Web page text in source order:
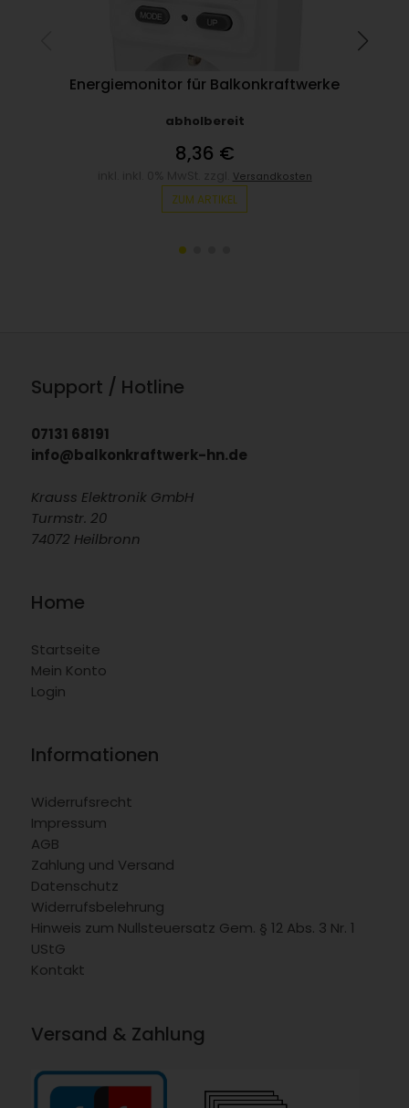
Energiemonitor für Balkonkraftwerke
abholbereit
8,36 €
Versandkosten
ZUM ARTIKEL
Support / Hotline
07131 68191
info@balkonkraftwerk-hn.de
Krauss Elektronik GmbH
Turmstr. 20
74072 Heilbronn
Home
Startseite
Mein Konto
Login
Informationen
Widerrufsrecht
Impressum
AGB
Zahlung und Versand
Datenschutz
Widerrufsbelehrung
Hinweis zum Nullsteuersatz Gem. § 12 Abs. 3 Nr. 1
UStG
Kontakt
Versand & Zahlung